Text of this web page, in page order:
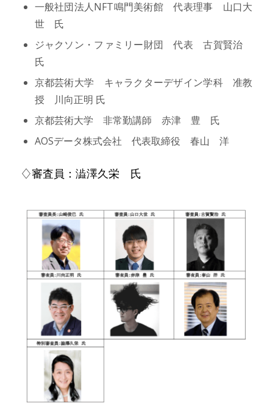
一般社団法人NFT鳴門美術館 代表理事 山口大
世 氏
ジャクソン・ファミリー財団 代表 古賀賢治
氏
京都芸術大学 キャラクターデザイン学科 准教
授 川向正明 氏
京都芸術大学 非常勤講師 赤津 豊 氏
AOSデータ株式会社 代表取締役 春山 洋
♢審査員：澁澤久栄 氏